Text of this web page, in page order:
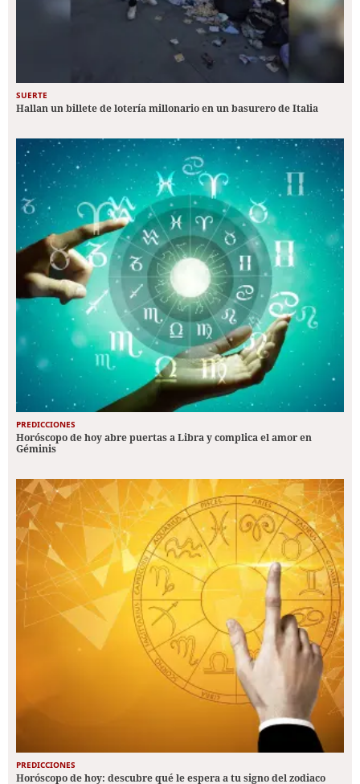
SUERTE
Hallan un billete de lotería millonario en un basurero de Italia
PREDICCIONES
Horóscopo de hoy abre puertas a Libra y complica el amor en
Géminis
PREDICCIONES
Horóscopo de hoy: descubre qué le espera a tu signo del zodiaco